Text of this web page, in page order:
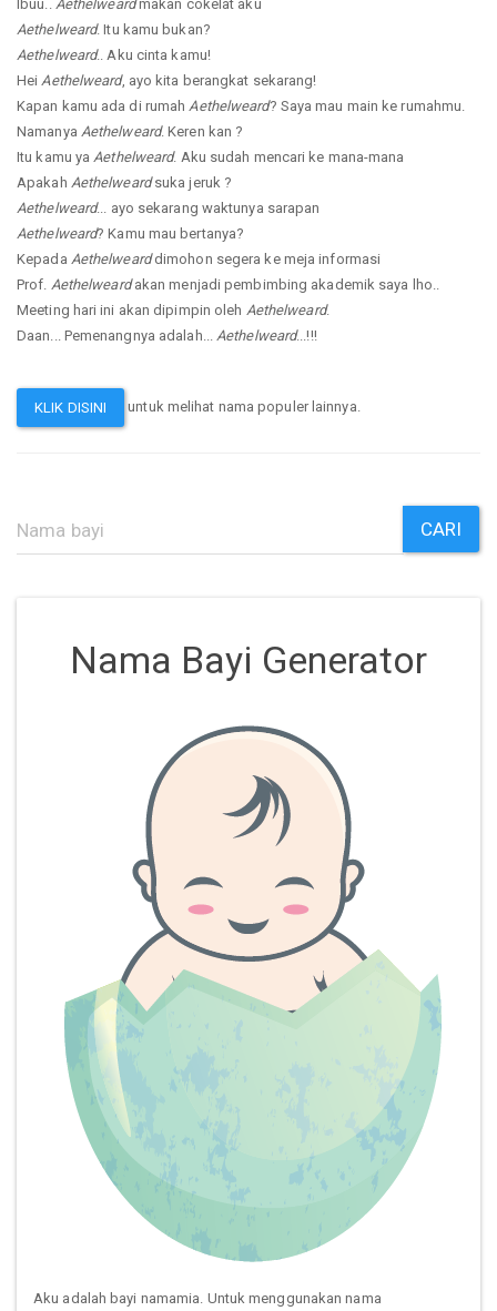
Ibuu.. Aethelweardmakan cokelat aku
Aethelweard. Itu kamu bukan?
Aethelweard.. Aku cinta kamu!
HeiAethelweard, ayo kita berangkat sekarang!
Kapan kamu ada di rumahAethelweard? Saya mau main ke rumahmu.
Namanya Aethelweard. Keren kan ?
Itu kamu yaAethelweard. Aku sudah mencari ke mana-mana
Apakah Aethelweardsuka jeruk ?
Aethelweard... ayo sekarang waktunya sarapan
Aethelweard? Kamu mau bertanya?
Kepada Aethelwearddimohon segera ke meja informasi
Prof. Aethelweardakan menjadi pembimbing akademik saya lho..
Meeting hari ini akan dipimpin oleh Aethelweard.
Daan... Pemenangnya adalah... Aethelweard...!!!
KLIK DISINI untuk melihat nama populer lainnya.
CARI
Nama Bayi Generator
Aku adalah bayi namamia. Untuk menggunakan nama